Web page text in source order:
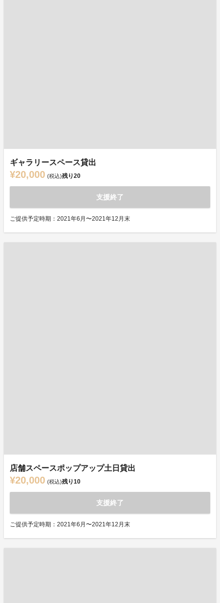
ギャラリースペース貸出
¥20,000 (税込)残り20
支援終了
ご提供予定時期：2021年6月〜2021年12月末
店舗スペースポップアップ土日貸出
¥20,000 (税込)残り10
支援終了
ご提供予定時期：2021年6月〜2021年12月末